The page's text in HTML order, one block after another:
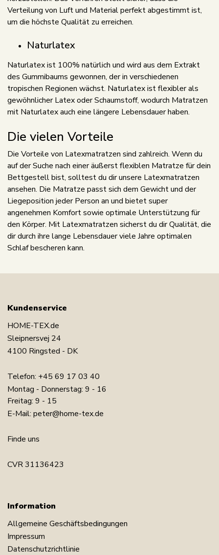
Verteilung von Luft und Material perfekt abgestimmt ist,
um die höchste Qualität zu erreichen.
Naturlatex
Naturlatex ist 100% natürlich und wird aus dem Extrakt
des Gummibaums gewonnen, der in verschiedenen
tropischen Regionen wächst. Naturlatex ist flexibler als
gewöhnlicher Latex oder Schaumstoff, wodurch Matratzen
mit Naturlatex auch eine längere Lebensdauer haben.
Die vielen Vorteile
Die Vorteile von Latexmatratzen sind zahlreich. Wenn du
auf der Suche nach einer äußerst flexiblen Matratze für dein
Bettgestell bist, solltest du dir unsere Latexmatratzen
ansehen. Die Matratze passt sich dem Gewicht und der
Liegeposition jeder Person an und bietet super
angenehmen Komfort sowie optimale Unterstützung für
den Körper. Mit Latexmatratzen sicherst du dir Qualität, die
dir durch ihre lange Lebensdauer viele Jahre optimalen
Schlaf bescheren kann.
Kundenservice
HOME-TEX.de
Sleipnersvej 24
4100 Ringsted - DK
Telefon: +45 69 17 03 40
Montag - Donnerstag: 9 - 16
Freitag: 9 - 15
E-Mail: peter@home-tex.de
Finde uns
CVR 31136423
Information
Allgemeine Geschäftsbedingungen
Impressum
Datenschutzrichtlinie